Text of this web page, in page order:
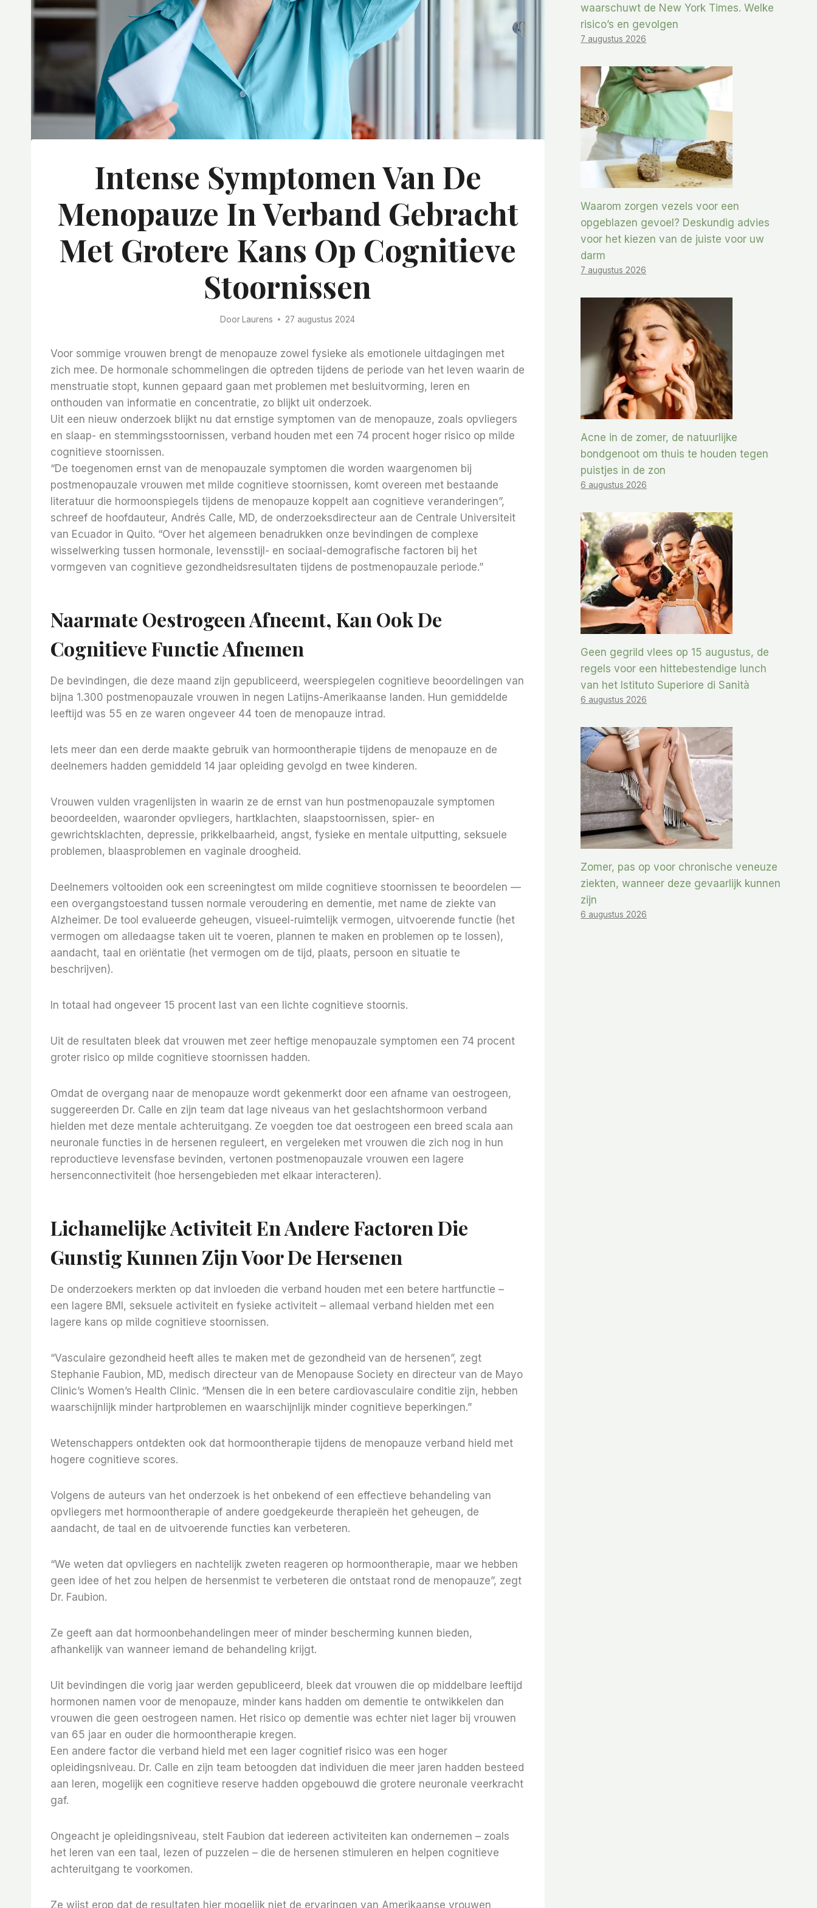
Intense Symptomen Van De
Menopauze In Verband Gebracht
Met Grotere Kans Op Cognitieve
Stoornissen
Door Laurens 27 augustus 2024
Voor sommige vrouwen brengt de menopauze zowel fysieke als emotionele uitdagingen met
zich mee. De hormonale schommelingen die optreden tijdens de periode van het leven waarin de
menstruatie stopt, kunnen gepaard gaan met problemen met besluitvorming, leren en
onthouden van informatie en concentratie, zo blijkt uit onderzoek.
Uit een nieuw onderzoek blijkt nu dat ernstige symptomen van de menopauze, zoals opvliegers
en slaap- en stemmingsstoornissen, verband houden met een 74 procent hoger risico op milde
cognitieve stoornissen.
“De toegenomen ernst van de menopauzale symptomen die worden waargenomen bij
postmenopauzale vrouwen met milde cognitieve stoornissen, komt overeen met bestaande
literatuur die hormoonspiegels tijdens de menopauze koppelt aan cognitieve veranderingen”,
schreef de hoofdauteur, Andrés Calle, MD, de onderzoeksdirecteur aan de Centrale Universiteit
van Ecuador in Quito. “Over het algemeen benadrukken onze bevindingen de complexe
wisselwerking tussen hormonale, levensstijl- en sociaal-demografische factoren bij het
vormgeven van cognitieve gezondheidsresultaten tijdens de postmenopauzale periode.”
Naarmate Oestrogeen Afneemt, Kan Ook De
Cognitieve Functie Afnemen
De bevindingen, die deze maand zijn gepubliceerd, weerspiegelen cognitieve beoordelingen van
bijna 1.300 postmenopauzale vrouwen in negen Latijns-Amerikaanse landen. Hun gemiddelde
leeftijd was 55 en ze waren ongeveer 44 toen de menopauze intrad.
Iets meer dan een derde maakte gebruik van hormoontherapie tijdens de menopauze en de
deelnemers hadden gemiddeld 14 jaar opleiding gevolgd en twee kinderen.
Vrouwen vulden vragenlijsten in waarin ze de ernst van hun postmenopauzale symptomen
beoordeelden, waaronder opvliegers, hartklachten, slaapstoornissen, spier- en
gewrichtsklachten, depressie, prikkelbaarheid, angst, fysieke en mentale uitputting, seksuele
problemen, blaasproblemen en vaginale droogheid.
Deelnemers voltooiden ook een screeningtest om milde cognitieve stoornissen te beoordelen —
een overgangstoestand tussen normale veroudering en dementie, met name de ziekte van
Alzheimer. De tool evalueerde geheugen, visueel-ruimtelijk vermogen, uitvoerende functie (het
vermogen om alledaagse taken uit te voeren, plannen te maken en problemen op te lossen),
aandacht, taal en oriëntatie (het vermogen om de tijd, plaats, persoon en situatie te
beschrijven).
In totaal had ongeveer 15 procent last van een lichte cognitieve stoornis.
Uit de resultaten bleek dat vrouwen met zeer heftige menopauzale symptomen een 74 procent
groter risico op milde cognitieve stoornissen hadden.
Omdat de overgang naar de menopauze wordt gekenmerkt door een afname van oestrogeen,
suggereerden Dr. Calle en zijn team dat lage niveaus van het geslachtshormoon verband
hielden met deze mentale achteruitgang. Ze voegden toe dat oestrogeen een breed scala aan
neuronale functies in de hersenen reguleert, en vergeleken met vrouwen die zich nog in hun
reproductieve levensfase bevinden, vertonen postmenopauzale vrouwen een lagere
hersenconnectiviteit (hoe hersengebieden met elkaar interacteren).
Lichamelijke Activiteit En Andere Factoren Die
Gunstig Kunnen Zijn Voor De Hersenen
De onderzoekers merkten op dat invloeden die verband houden met een betere hartfunctie –
een lagere BMI, seksuele activiteit en fysieke activiteit – allemaal verband hielden met een
lagere kans op milde cognitieve stoornissen.
“Vasculaire gezondheid heeft alles te maken met de gezondheid van de hersenen”, zegt
Stephanie Faubion, MD, medisch directeur van de Menopause Society en directeur van de Mayo
Clinic’s Women’s Health Clinic. “Mensen die in een betere cardiovasculaire conditie zijn, hebben
waarschijnlijk minder hartproblemen en waarschijnlijk minder cognitieve beperkingen.”
Wetenschappers ontdekten ook dat hormoontherapie tijdens de menopauze verband hield met
hogere cognitieve scores.
Volgens de auteurs van het onderzoek is het onbekend of een effectieve behandeling van
opvliegers met hormoontherapie of andere goedgekeurde therapieën het geheugen, de
aandacht, de taal en de uitvoerende functies kan verbeteren.
“We weten dat opvliegers en nachtelijk zweten reageren op hormoontherapie, maar we hebben
geen idee of het zou helpen de hersenmist te verbeteren die ontstaat rond de menopauze”, zegt
Dr. Faubion.
Ze geeft aan dat hormoonbehandelingen meer of minder bescherming kunnen bieden,
afhankelijk van wanneer iemand de behandeling krijgt.
Uit bevindingen die vorig jaar werden gepubliceerd, bleek dat vrouwen die op middelbare leeftijd
hormonen namen voor de menopauze, minder kans hadden om dementie te ontwikkelen dan
vrouwen die geen oestrogeen namen. Het risico op dementie was echter niet lager bij vrouwen
van 65 jaar en ouder die hormoontherapie kregen.
Een andere factor die verband hield met een lager cognitief risico was een hoger
opleidingsniveau. Dr. Calle en zijn team betoogden dat individuen die meer jaren hadden besteed
aan leren, mogelijk een cognitieve reserve hadden opgebouwd die grotere neuronale veerkracht
gaf.
Ongeacht je opleidingsniveau, stelt Faubion dat iedereen activiteiten kan ondernemen – zoals
het leren van een taal, lezen of puzzelen – die de hersenen stimuleren en helpen cognitieve
achteruitgang te voorkomen.
Ze wijst erop dat de resultaten hier mogelijk niet de ervaringen van Amerikaanse vrouwen
waarschuwt de New York Times. Welke
risico’s en gevolgen
7 augustus 2026
Waarom zorgen vezels voor een
opgeblazen gevoel? Deskundig advies
voor het kiezen van de juiste voor uw
darm
7 augustus 2026
Acne in de zomer, de natuurlijke
bondgenoot om thuis te houden tegen
puistjes in de zon
6 augustus 2026
Geen gegrild vlees op 15 augustus, de
regels voor een hittebestendige lunch
van het Istituto Superiore di Sanità
6 augustus 2026
Zomer, pas op voor chronische veneuze
ziekten, wanneer deze gevaarlijk kunnen
zijn
6 augustus 2026